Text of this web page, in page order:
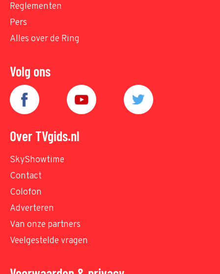
Reglementen
Pers
Alles over de Ring
Volg ons
Over TVgids.nl
SkyShowtime
Contact
Colofon
Adverteren
Van onze partners
Veelgestelde vragen